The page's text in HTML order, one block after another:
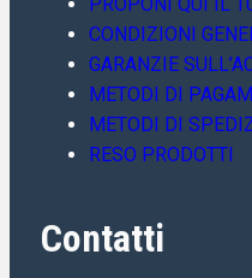
CONDIZIONI
GARANZIE
METODI DI
METODI DI
RESO PRODOTTI
Contatti